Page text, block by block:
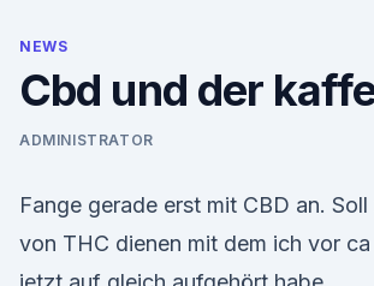
NEWS
Cbd und der
ADMINISTRATOR
Fange gerade erst mit CBD an.
von THC dienen mit dem ich vor